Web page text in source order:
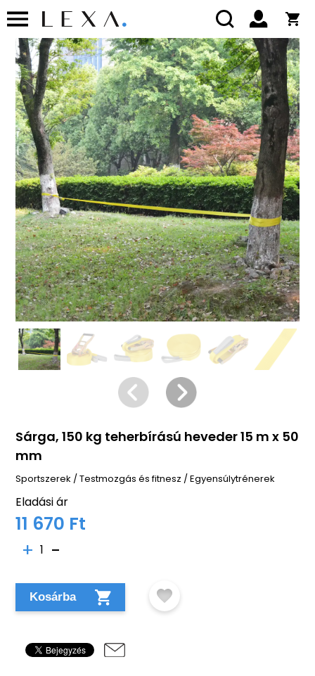
Sárga, 150 kg teherbírású heveder 15 m x 50
mm
Sportszerek /Testmozgás és fitnesz /Egyensúlytrénerek
Eladási ár
11 670 Ft
1
Kosárba